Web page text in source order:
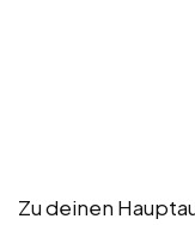
Zu deinen